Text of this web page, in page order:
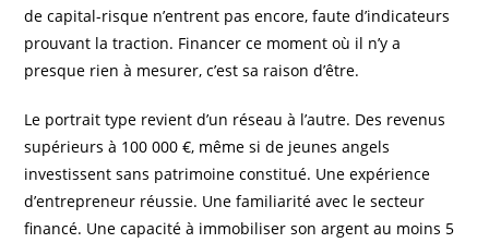
de capital-risque n’entrent pas encore, faute d’indicateurs
prouvant la traction. Financer ce moment où il n’y a
presque rien à mesurer, c’est sa raison d’être.
Le portrait type revient d’un réseau à l’autre. Des revenus
supérieurs à 100 000 €, même si de jeunes angels
investissent sans patrimoine constitué. Une expérience
d’entrepreneur réussie. Une familiarité avec le secteur
financé. Une capacité à immobiliser son argent au moins 5